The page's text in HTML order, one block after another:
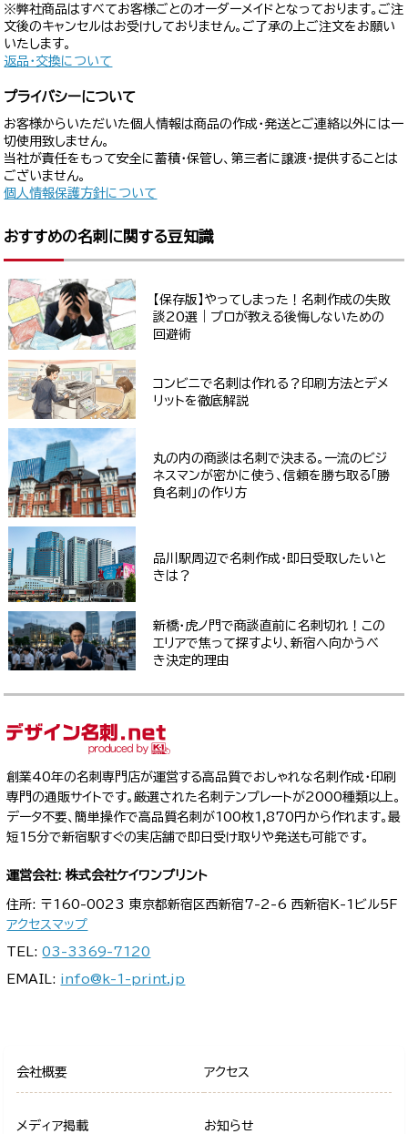
※弊社商品はすべてお客様ごとのオーダーメイドとなっております。ご注
文後のキャンセルはお受けしておりません。ご了承の上ご注文をお願い
いたします。
返品・交換について
プライバシーについて
お客様からいただいた個人情報は商品の作成・発送とご連絡以外には一
切使用致しません。
当社が責任をもって安全に蓄積・保管し、第三者に譲渡・提供することは
ございません。
個人情報保護方針について
おすすめの名刺に関する豆知識
【保存版】やってしまった！名刺作成の失敗
談20選｜プロが教える後悔しないための
回避術
コンビニで名刺は作れる？印刷方法とデメ
リットを徹底解説
丸の内の商談は名刺で決まる。一流のビジ
ネスマンが密かに使う、信頼を勝ち取る「勝
負名刺」の作り方
品川駅周辺で名刺作成・即日受取したいと
きは？
新橋・虎ノ門で商談直前に名刺切れ！この
エリアで焦って探すより、新宿へ向かうべ
き決定的理由
創業40年の名刺専門店が運営する高品質でおしゃれな名刺作成・印刷
専門の通販サイトです。厳選された名刺テンプレートが2000種類以上。
データ不要、簡単操作で高品質名刺が100枚1,870円から作れます。最
短15分で新宿駅すぐの実店舗で即日受け取りや発送も可能です。
運営会社: 株式会社ケイワンプリント
住所: 〒160-0023 東京都新宿区西新宿7-2-6 西新宿K-1ビル5F
アクセスマップ
TEL:03-3369-7120
EMAIL: info@k-1-print.jp
会社概要 アクセス
メディア掲載 お知らせ